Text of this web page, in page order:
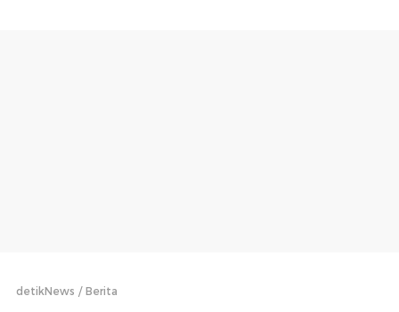
detikNews Berita